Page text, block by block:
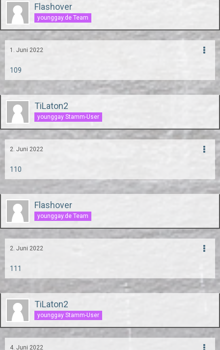
Flashover
younggay.de Team
1. Juni 2022
109
TiLaton2
younggay Stamm-User
2. Juni 2022
110
Flashover
younggay.de Team
2. Juni 2022
111
TiLaton2
younggay Stamm-User
4. Juni 2022